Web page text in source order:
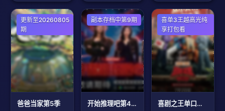
大陆综艺
更新至20260805
期
爸爸当家第5季
大陆综艺
副本存档中第9期
开始推理吧第4季
大陆综艺
喜单3王越高光纯
享打包看
喜剧之王单口季第三季